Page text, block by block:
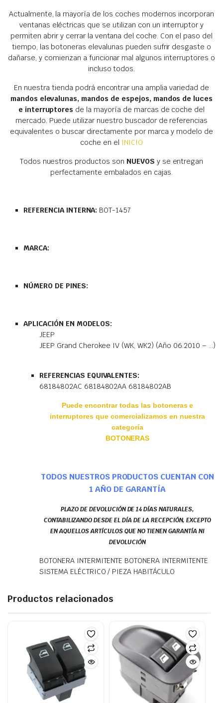
Actualmente, la mayoría de los coches modernos incorporan
ventanas eléctricas que se utilizan con un interruptor y
permiten abrir y cerrar la ventana del coche. Con el paso del
tiempo, las botoneras elevalunas pueden sufrir desgaste o
dañarse, y comienzan a funcionar mal algunos interruptores o
incluso todos.
En nuestra tienda podrá encontrar una amplia variedad de
mandos elevalunas, mandos de espejos, mandos de luces
e interruptores de la mayoría de marcas de coche del
mercado. Puede utilizar nuestro buscador de referencias
equivalentes o buscar directamente por marca y modelo de
coche en el INICIO
Todos nuestros productos son NUEVOS y se entregan
perfectamente embalados en cajas.
REFERENCIA INTERNA: BOT-1457
MARCA:
NÚMERO DE PINES:
APLICACIÓN EN MODELOS:
JEEP
JEEP Grand Cherokee IV (WK, WK2) (Año 06.2010 – …)
REFERENCIAS EQUIVALENTES:
68184802AC 68184802AA 68184802AB
Puede encontrar todas las botoneras e
interruptores que comercializamos en nuestra
categoría
BOTONERAS
TODOS NUESTROS PRODUCTOS CUENTAN CON
1 AÑO DE GARANTÍA
PLAZO DE DEVOLUCIÓN DE 14 DÍAS NATURALES,
CONTABILIZANDO DESDE EL DÍA DE LA RECEPCIÓN, EXCEPTO
EN AQUELLOS ARTÍCULOS QUE NO TIENEN GARANTÍA NI
DEVOLUCIÓN
BOTONERA INTERMITENTE BOTONERA INTERMITENTE
SISTEMA ELÉCTRICO / PIEZA HABITÁCULO
Productos relacionados